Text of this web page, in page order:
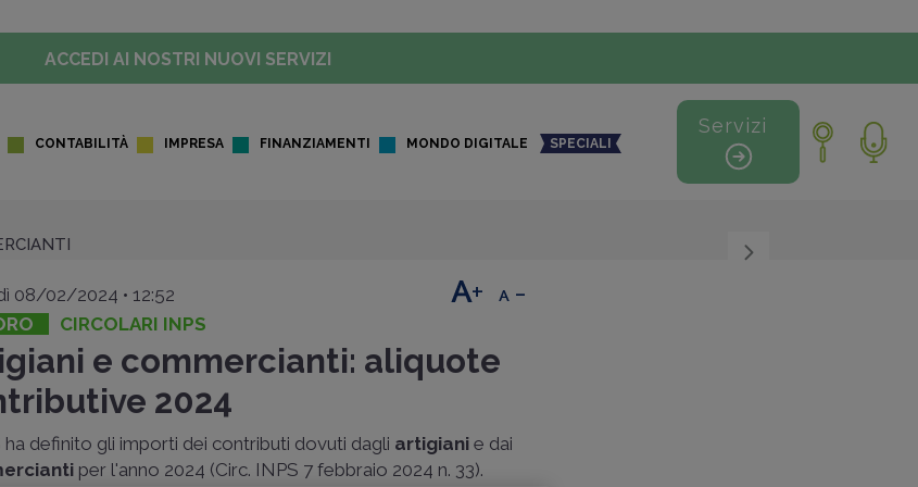
ACCEDI AI NOSTRI NUOVI SERVIZI
CONTABILITÀ IMPRESA FINANZIAMENTI MONDO DIGITALE SPECIALI
Servizi
08/02/2024 • 12:52
CIRCOLARI INPS
e commercianti: aliquote
2024
ha definito gli importi dei contributi dovuti dagli artigiani e dai
per l'anno 2024 (Circ. INPS 7 febbraio 2024 n. 33).
+ -